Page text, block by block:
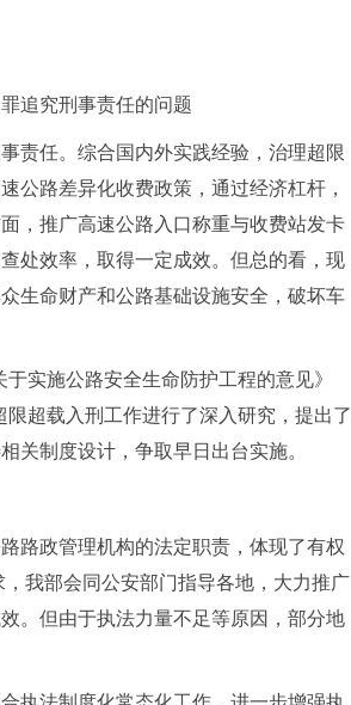
追究刑事责任的问题
责任。综合国内外实践经验，治理超限
公路差异化收费政策，通过经济杠杆，
，推广高速公路入口称重与收费站发卡
处效率，取得一定成效。但总的看，现
生命财产和公路基础设施安全，破坏车
实施公路安全生命防护工程的意见》
超载入刑工作进行了深入研究，提出了
制度设计，争取早日出台实施。
路政管理机构的法定职责，体现了有权
我部会同公安部门指导各地，大力推广
。但由于执法力量不足等原因，部分地